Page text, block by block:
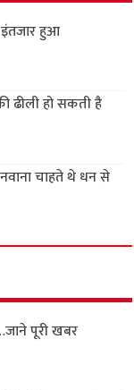
इंतजार हुआ
ढीली हो सकती है
चाहते थे धन से
पूरी खबर